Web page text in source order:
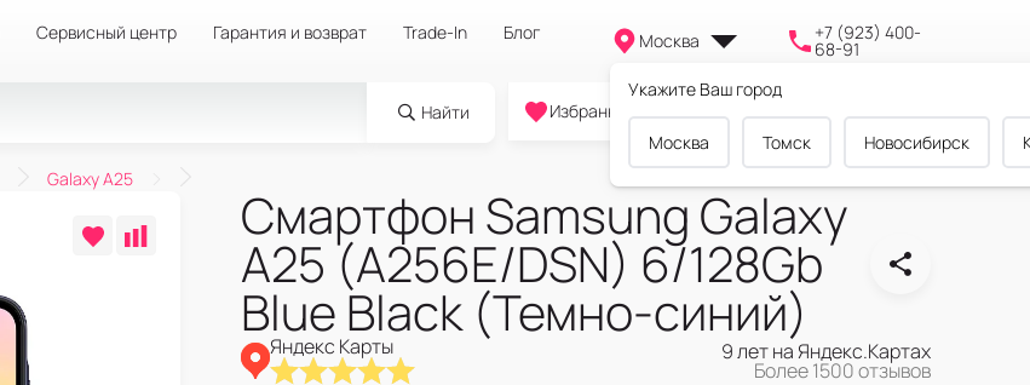
Сервисный центр Гарантия и возврат Trade-In Блог Москва
Укажите Ваш город
Москва Томск Новосибирск
+7 (923) 400-
68-91
Найти
0
Избранное Cравнение Корзина
Galaxy A25
Смартфон Samsung Galaxy
A25 (A256E/DSN) 6/128Gb
Blue Black (Темно-синий)
Яндекс Карты 9 лет на Яндекс.Картах
Более 1500 отзывов